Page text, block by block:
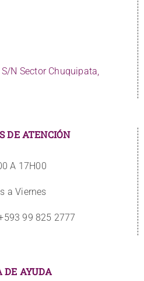
N Sector Chuquipata,
DE ATENCIÓN
A 17H00
a Viernes
99 825 2777
DE AYUDA